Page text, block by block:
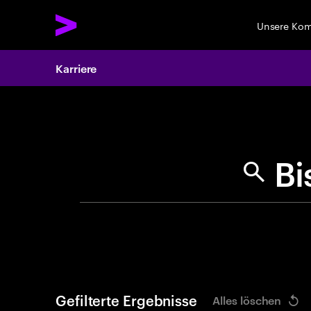
Unsere
Karriere
Gefilterte Ergebnisse Alles löschen